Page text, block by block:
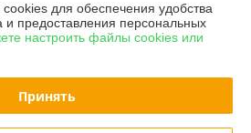
ИП Филипущенко Егор
193851220
для обеспечения удобства
и предоставления персональных
настроить файлы cookies или
Принять